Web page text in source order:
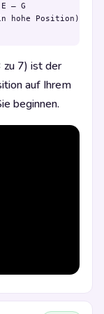
– G
hohe Position)
zu 7) ist der
auf Ihrem
beginnen.